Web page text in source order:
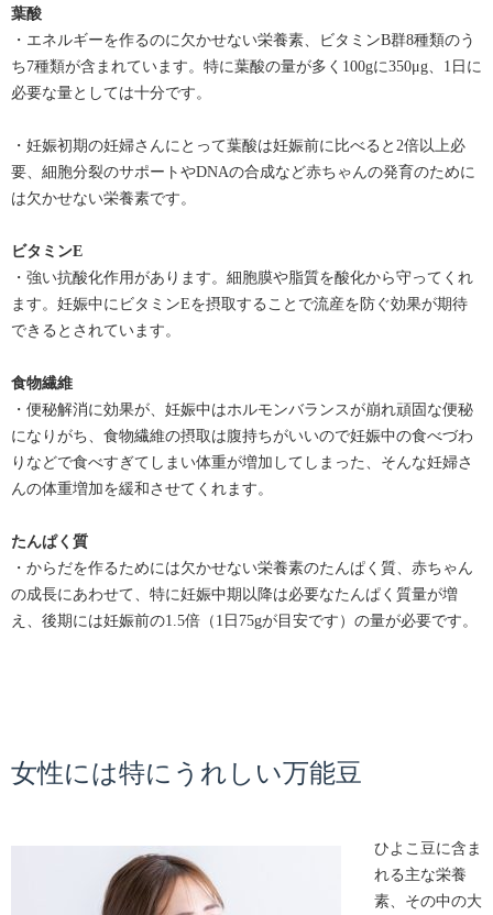
葉酸
・エネルギーを作るのに欠かせない栄養素、ビタミンB群8種類のう
ち7種類が含まれています。特に葉酸の量が多く100gに350μg、1日に
必要な量としては十分です。
・妊娠初期の妊婦さんにとって葉酸は妊娠前に比べると2倍以上必
要、細胞分裂のサポートやDNAの合成など赤ちゃんの発育のために
は欠かせない栄養素です。
ビタミンE
・強い抗酸化作用があります。細胞膜や脂質を酸化から守ってくれ
ます。妊娠中にビタミンEを摂取することで流産を防ぐ効果が期待
できるとされています。
食物繊維
・便秘解消に効果が、妊娠中はホルモンバランスが崩れ頑固な便秘
になりがち、食物繊維の摂取は腹持ちがいいので妊娠中の食べづわ
りなどで食べすぎてしまい体重が増加してしまった、そんな妊婦さ
んの体重増加を緩和させてくれます。
たんぱく質
・からだを作るためには欠かせない栄養素のたんぱく質、赤ちゃん
の成長にあわせて、特に妊娠中期以降は必要なたんぱく質量が増
え、後期には妊娠前の1.5倍（1日75gが目安です）の量が必要です。
女性には特にうれしい万能豆
ひよこ豆に含ま
れる主な栄養
素、その中の大